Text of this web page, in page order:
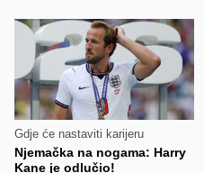
Gdje će nastaviti karijeru
Njemačka na nogama: Harry
Kane je odlučio!